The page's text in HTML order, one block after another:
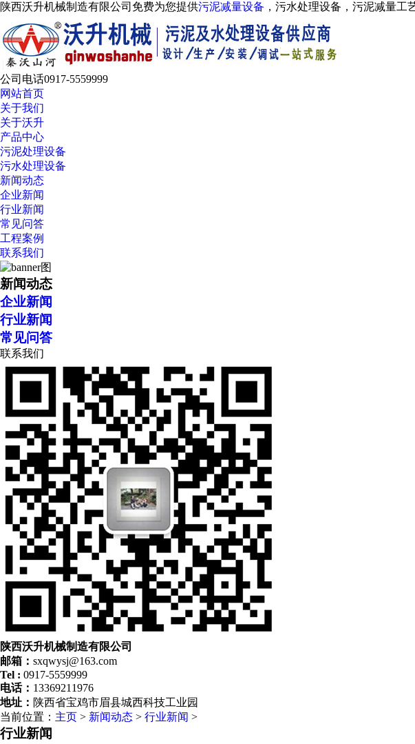
陕西沃升机械制造有限公司免费为您提供污泥减量设备 ，污水处理设备，污泥减量工
公司电话0917-5559999
网站首页
关于我们
关于沃升
产品中心
污泥处理设备
污水处理设备
新闻动态
企业新闻
行业新闻
常见问答
工程案例
联系我们
新闻动态
企业新闻
行业新闻
常见问答
联系我们
陕西沃升机械制造有限公司
邮箱： sxqwysj@163.com
Tel : 0917-5559999
电话： 13369211976
地址： 陕西省宝鸡市眉县城西科技工业园
当前位置： 主页 > 新闻动态 > 行业新闻 >
行业新闻